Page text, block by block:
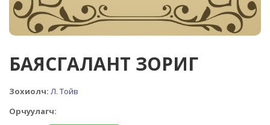
БАЯСГАЛАНТ ЗОРИГ
Зохиолч: Л. Тойв
Орчуулагч: